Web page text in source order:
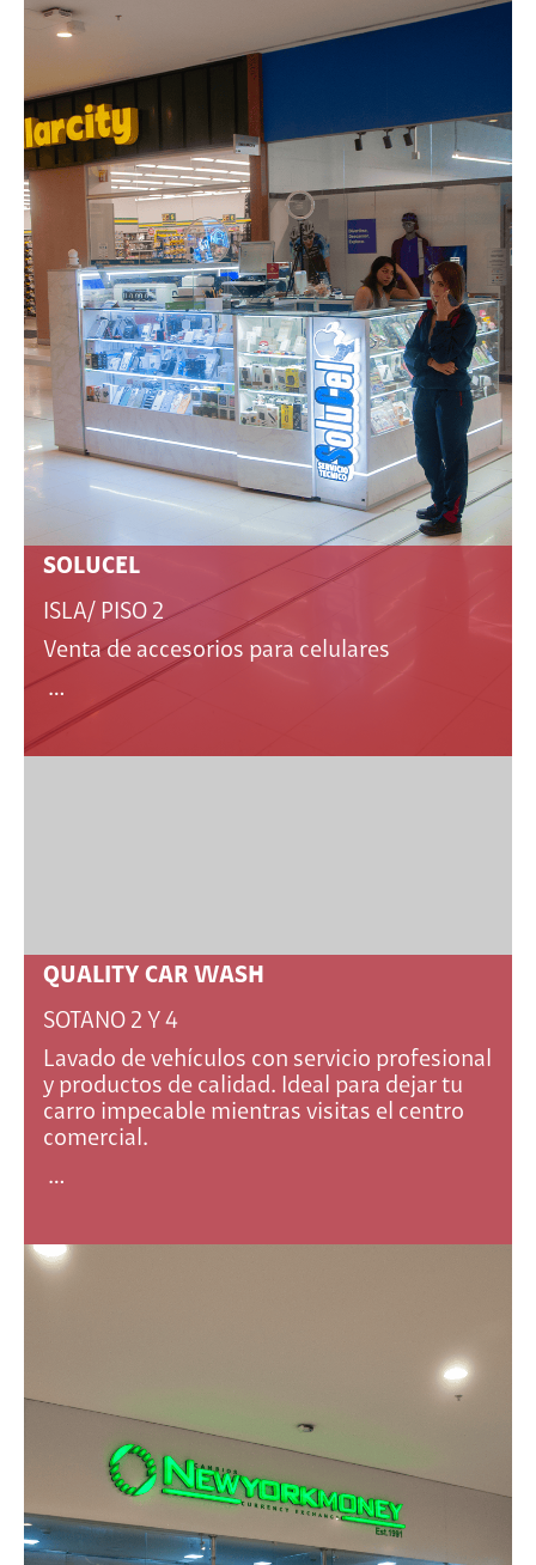
SOLUCEL
ISLA/ PISO 2
Venta de accesorios para celulares
…
QUALITY CAR WASH
SOTANO 2 Y 4
Lavado de vehículos con servicio profesional
y productos de calidad. Ideal para dejar tu
carro impecable mientras visitas el centro
comercial.
…